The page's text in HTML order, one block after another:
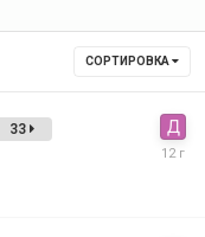
СОРТИРОВКА
33